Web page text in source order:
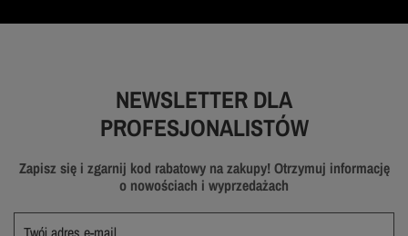
NEWSLETTER DLA
PROFESJONALISTÓW
Zapisz się i zgarnij kod rabatowy na zakupy! Otrzymuj informację
o nowościach i wyprzedażach